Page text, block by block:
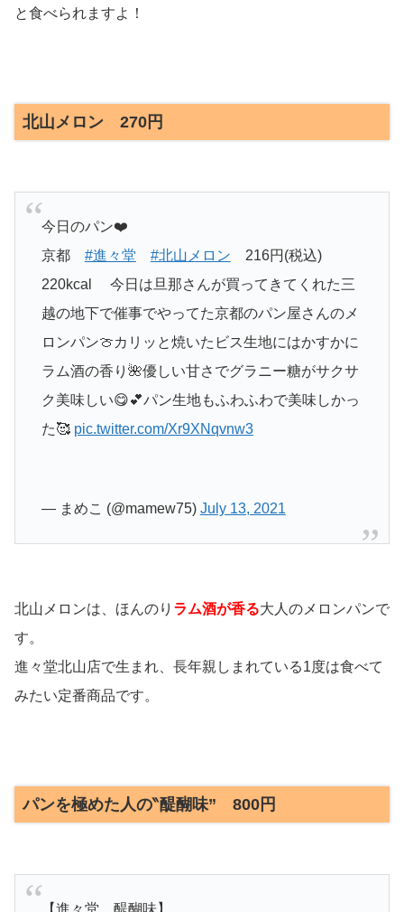
と食べられますよ！
北山メロン 270円
今日のパン❤️
京都 #進々堂 #北山メロン 216円(税込)
220kcal 今日は旦那さんが買ってきてくれた三
越の地下で催事でやってた京都のパン屋さんのメ
ロンパン🍈カリッと焼いたビス生地にはかすかに
ラム酒の香り🌺優しい甘さでグラニー糖がサクサ
ク美味しい😋💕パン生地もふわふわで美味しかっ
た🥰 pic.twitter.com/Xr9XNqvnw3
— まめこ (@mamew75) July 13, 2021
北山メロンは、ほんのり ラム酒が香る大人のメロンパンで
す。
進々堂北山店で生まれ、長年親しまれている1度は食べて
みたい定番商品です。
パンを極めた人の‶醍醐味” 800円